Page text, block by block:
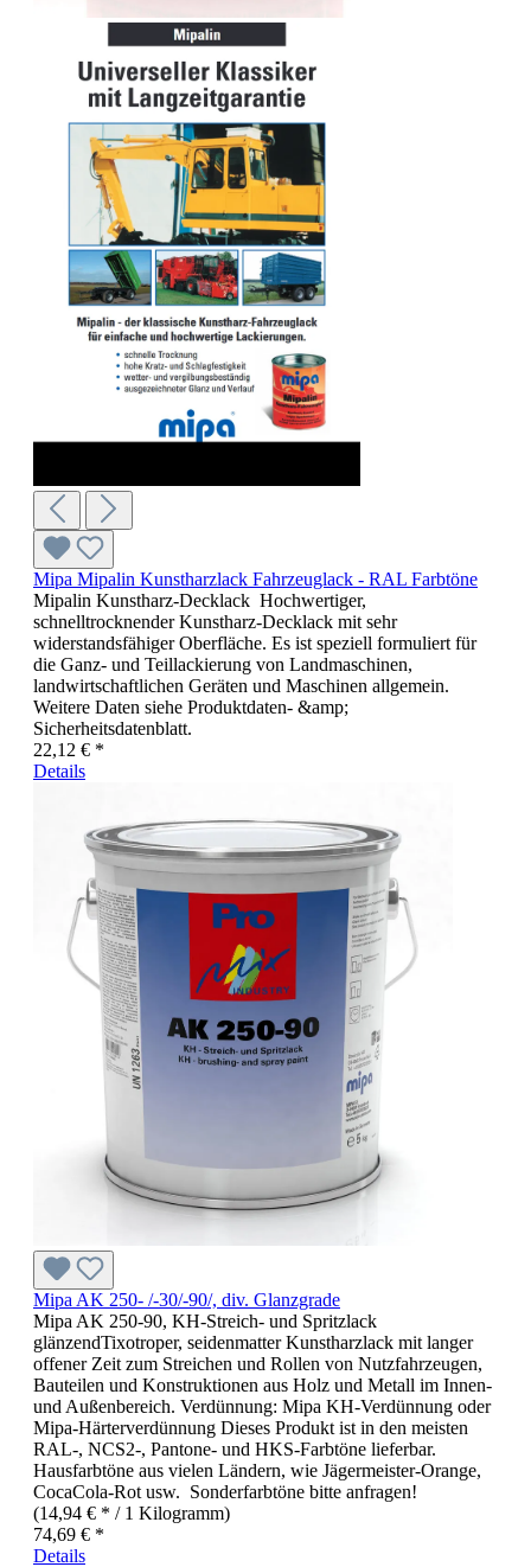
Mipa Mipalin Kunstharzlack Fahrzeuglack - RAL Farbtöne
Mipalin Kunstharz-Decklack Hochwertiger,
schnelltrocknender Kunstharz-Decklack mit sehr
widerstandsfähiger Oberfläche. Es ist speziell formuliert für
die Ganz- und Teillackierung von Landmaschinen,
landwirtschaftlichen Geräten und Maschinen allgemein.
Weitere Daten siehe Produktdaten- &amp;
Sicherheitsdatenblatt.
22,12 € *
Details
Mipa AK 250- /-30/-90/, div. Glanzgrade
Mipa AK 250-90, KH-Streich- und Spritzlack
glänzendTixotroper, seidenmatter Kunstharzlack mit langer
offener Zeit zum Streichen und Rollen von Nutzfahrzeugen,
Bauteilen und Konstruktionen aus Holz und Metall im Innen-
und Außenbereich. Verdünnung: Mipa KH-Verdünnung oder
Mipa-Härterverdünnung Dieses Produkt ist in den meisten
RAL-, NCS2-, Pantone- und HKS-Farbtöne lieferbar.
Hausfarbtöne aus vielen Ländern, wie Jägermeister-Orange,
CocaCola-Rot usw. Sonderfarbtöne bitte anfragen!
(14,94 € * / 1 Kilogramm)
74,69 € *
Details